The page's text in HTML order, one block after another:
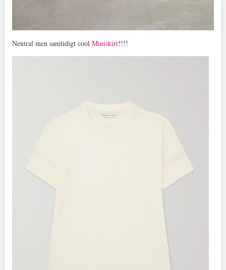
Neutral men samtidigt cool Miniskirt!!!!